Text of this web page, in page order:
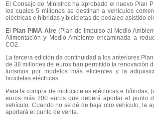
El Consejo de Ministros ha aprobado el nuevo Plan
los cuales 5 millones se destinan a vehículos
eléctricas e híbridas y bicicletas de pedaleo asistido
El
Plan PIMA Aire (Plan de Impulso al Medio
Alimentación y Medio Ambiente encaminada a
CO2.
La tercera edición da continuidad a los anteriores
de 38 millones de euros han permitido la renovación
turismos por modelos más eficientes y la
bicicletas eléctricas.
Para la compra de motocicletas eléctricas e híbridas,
euros más 200 euros que deberá aportar el punto
vehículo. Cuando no se dé de baja otro vehículo, la
aportará el punto de venta.